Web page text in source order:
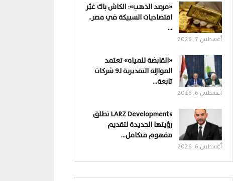
«مرصد الذهب»: الكاش باك غيّر
اقتصاديات السبيكة في مصر..
…
أغسطس 7, 2026
«القابضة للمياه» تعتمد
الموازنة التقديرية لـ9 شركات
تابعة…
أغسطس 6, 2026
LARZ Developments تطلق
رؤيتها الجديدة لتقديم
مفهوم متكامل…
أغسطس 6, 2026